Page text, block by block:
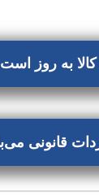
به روز
قانونی